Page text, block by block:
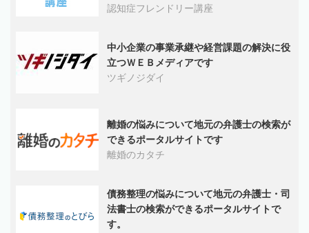
認知症フレンドリー講座
中小企業の事業承継や経営課題の解決に役
立つＷＥＢメディアです
ツギノジダイ
離婚の悩みについて地元の弁護士の検索が
できるポータルサイトです
離婚のカタチ
債務整理の悩みについて地元の弁護士・司
法書士の検索ができるポータルサイトで
す。